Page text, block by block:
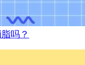
吗？